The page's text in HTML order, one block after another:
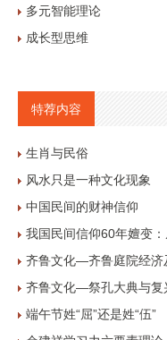
多元智能理论
成长型思维
特荐内容
生肖与民俗
风水只是一种文化现象
中国民间的财神信仰
我国民间信仰60年嬗变
齐鲁文化—齐鲁庭院经济
齐鲁文化—祭孔大典与复
端午节姓“屈”还是姓“伍”